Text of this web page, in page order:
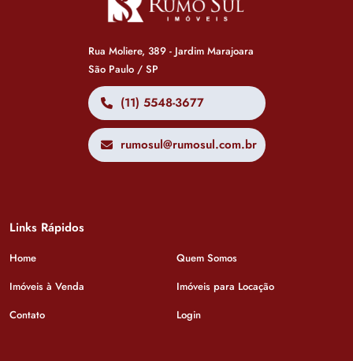
Rua Moliere, 389 - Jardim Marajoara
São Paulo / SP
(11) 5548-3677
rumosul@rumosul.com.br
Links Rápidos
Home
Quem Somos
Imóveis à Venda
Imóveis para Locação
Contato
Login